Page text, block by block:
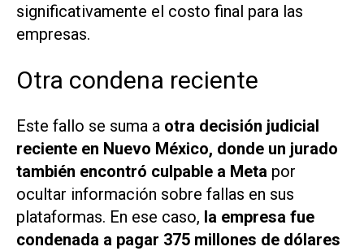
significativamente el costo final para las
empresas.
Otra condena reciente
Este fallo se suma a otra decisión judicial
reciente en Nuevo México, donde un jurado
también encontró culpable a Meta por
ocultar información sobre fallas en sus
plataformas. En ese caso, la empresa fue
condenada a pagar 375 millones de dólares